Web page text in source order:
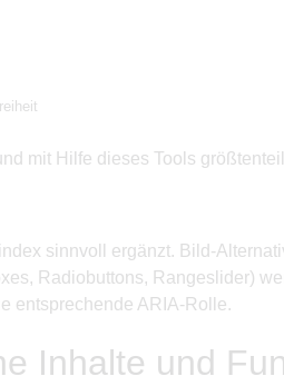
mit Hilfe dieses Tools
sinnvoll ergänzt. Bild-
Radiobuttons, Rangeslider)
entsprechende ARIA-Rolle.
Inhalte und